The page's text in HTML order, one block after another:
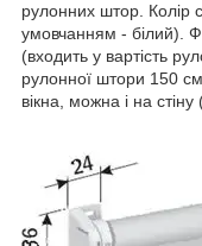
рулонних штор. Колір
умовчанням - білий).
(входить у вартість
рулонної штори 150
вікна, можна і на стіну